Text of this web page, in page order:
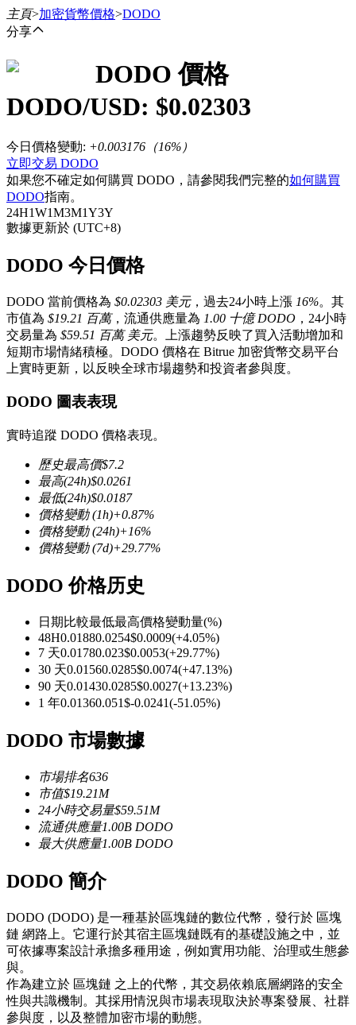
USDT永續
以數字貨幣為保證金的永續合約
TradFi
USDC永續
跟單
與頂尖交易專家同行
主頁>加密貨幣價格>DODO
分享
DODO 價格
DODO/USD: $0.02303
今日價格變動: +0.003176 （16%）
立即交易 DODO
如果您不確定如何購買 DODO，請參閱我們完整的如何購買
DODO指南。
24H1W1M3M1Y3Y
數據更新於 (UTC+8)
DODO 今日價格
DODO 當前價格為 $0.02303 美元，過去24小時上漲 16%。其
市值為 $19.21 百萬，流通供應量為 1.00 十億 DODO ，24小時
交易量為 $59.51 百萬 美元。上漲趨勢反映了買入活動增加和
短期市場情緒積極。DODO 價格在 Bitrue 加密貨幣交易平台
上實時更新，以反映全球市場趨勢和投資者參與度。
DODO 圖表表現
實時追蹤 DODO 價格表現。
歷史最高價$7.2
最高(24h)$0.0261
最低(24h)$0.0187
價格變動(1h)+0.87%
價格變動(24h)+16%
價格變動(7d)+29.77%
DODO 价格历史
日期比較最低最高價格變動量(%)
48H0.01880.0254$0.0009(+4.05%)
7 天0.01780.023$0.0053(+29.77%)
30 天0.01560.0285$0.0074(+47.13%)
90 天0.01430.0285$0.0027(+13.23%)
1 年0.01360.051$-0.0241(-51.05%)
DODO 市場數據
市場排名636
市值$19.21M
24小時交易量$59.51M
流通供應量1.00B DODO
最大供應量1.00B DODO
DODO 簡介
DODO (DODO) 是一種基於區塊鏈的數位代幣，發行於 區塊
鏈 網路上。它運行於其宿主區塊鏈既有的基礎設施之中，並
可依據專案設計承擔多種用途，例如實用功能、治理或生態參
與。
作為建立於 區塊鏈 之上的代幣，其交易依賴底層網路的安全
性與共識機制。其採用情況與市場表現取決於專案發展、社群
參與度，以及整體加密市場的動態。